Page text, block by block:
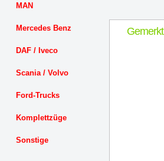
MAN
Mercedes Benz
DAF / Iveco
Scania / Volvo
Ford-Trucks
Komplettzüge
Sonstige
Gemerkt